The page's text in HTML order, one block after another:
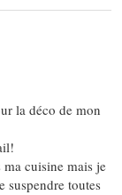
la déco de mon
ma cuisine mais je
suspendre toutes